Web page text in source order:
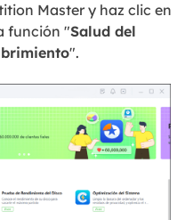
Master y haz clic en
función "Salud del
".